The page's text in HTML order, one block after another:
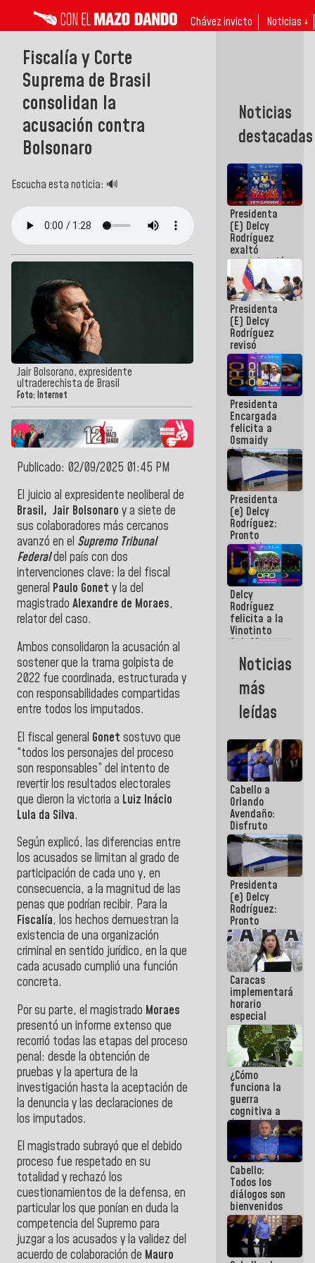
Chávez invicto Noticias ↓
Fiscalía y Corte
Suprema de Brasil
consolidan la
acusación contra
Bolsonaro
Escucha esta noticia: 🔊
Jair Bolsorano, expresidente
ultraderechista de Brasil
Foto: Internet
Publicado: 02/09/2025 01:45 PM
El juicio al expresidente neoliberal de
Brasil, Jair Bolsonaro y a siete de
sus colaboradores más cercanos
avanzó en el Supremo Tribunal
Federaldel país con dos
intervenciones clave: la del fiscal
general Paulo Gonet y la del
magistrado Alexandre de Moraes,
relator del caso.
Ambos consolidaron la acusación al
sostener que la trama golpista de
2022 fue coordinada, estructurada y
con responsabilidades compartidas
entre todos los imputados.
El fiscal general Gonet sostuvo que
“todos los personajes del proceso
son responsables” del intento de
revertir los resultados electorales
que dieron la victoria a Luiz Inácio
Lula da Silva.
Según explicó, las diferencias entre
los acusados se limitan al grado de
participación de cada uno y, en
consecuencia, a la magnitud de las
penas que podrían recibir. Para la
Fiscalía, los hechos demuestran la
existencia de una organización
criminal en sentido jurídico, en la que
cada acusado cumplió una función
concreta.
Por su parte, el magistrado Moraes
presentó un informe extenso que
recorrió todas las etapas del proceso
penal: desde la obtención de
pruebas y la apertura de la
investigación hasta la aceptación de
la denuncia y las declaraciones de
los imputados.
El magistrado subrayó que el debido
proceso fue respetado en su
totalidad y rechazó los
cuestionamientos de la defensa, en
particular los que ponían en duda la
competencia del Supremo para
juzgar a los acusados y la validez del
acuerdo de colaboración de Mauro
Noticias
destacadas
Presidenta
(E) Delcy
Rodríguez
exaltó
participación
de
Venezuela
en Juegos
Centroamericanos
y del Caribe
2026
Presidenta
(E) Delcy
Rodríguez
revisó
agenda
económica y
ejecución de
fondos de
emergencia
post-sismos
Presidenta
Encargada
felicita a
Osmaidy
Arias y
Giraly
Marcano por
hacer
historia en
los
Centroamericanos
Presidenta
(e) Delcy
Rodríguez:
Pronto
restableceremos
las
operaciones
en el
Aeropuerto
Internacional
de
Maiquetía
Delcy
Rodríguez
felicita a la
Vinotinto
Sub 20
campeona
frente
México Sub
23 en los
Centroamericanos
Noticias
más
leídas
Cabello a
Orlando
Avendaño:
Disfruto
cada vez
que escribes
porque lo
que haces
es
embarrarla
Presidenta
(e) Delcy
Rodríguez:
Pronto
restableceremos
las
operaciones
en el
Aeropuerto
Internacional
de
Maiquetía
Caracas
implementará
horario
especial
para
adaptarse
al plan de
ahorro
energético
¿Cómo
funciona la
guerra
cognitiva a
favor de la
narrativa
hegemónica?
(1)
Cabello:
Todos los
diálogos son
bienvenidos
siempre que
estén en el
marco de la
Constitución